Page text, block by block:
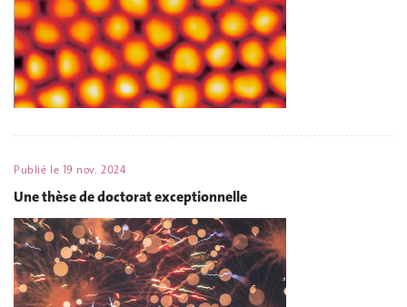
Publié le 19 nov. 2024
Une thèse de doctorat exceptionnelle